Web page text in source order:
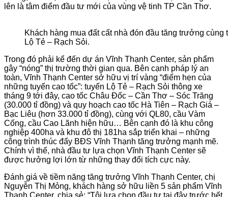
lên là tâm điểm đầu tư mới của vùng vệ tinh TP Cần Thơ.
Khách hàng mua đất cất nhà đón đầu tăng trưởng cùng
Lộ Tẻ – Rạch Sỏi.
Trong đó phải kể đến dự án Vĩnh Thạnh Center, sản phẩm
gây “nóng” thị trường thời gian qua. Bên cạnh pháp lý an
toàn, Vĩnh Thạnh Center sở hữu vị trí vàng “điểm hẹn của
những tuyến cao tốc”: tuyến Lộ Tẻ – Rạch Sỏi thông xe
tháng 9 tới đây, cao tốc Châu Đốc – Cần Thơ – Sóc Trăng
(30.000 tỉ đồng) và quy hoạch cao tốc Hà Tiên – Rạch Giá –
Bạc Liêu (hơn 33.000 tỉ đồng), cùng với QL80, cầu Vàm
Cống, cầu Cao Lãnh hiện hữu… Bên cạnh đó là khu công
nghiệp 400ha và khu đô thị 181ha sắp triển khai – những
công trình thúc đẩy BĐS Vĩnh Thạnh tăng trưởng mạnh mẽ.
Chính vì thế, nhà đầu tư lựa chọn Vĩnh Thạnh Center sẽ
được hưởng lợi lớn từ những thay đổi tích cực này.
Đánh giá về tiềm năng tăng trưởng Vĩnh Thạnh Center, chị
Nguyễn Thị Mỏng, khách hàng sở hữu liền 5 sản phẩm Vĩnh
Thạnh Center, chia sẻ: “Tôi lựa chọn đầu tư tại đây trước hết